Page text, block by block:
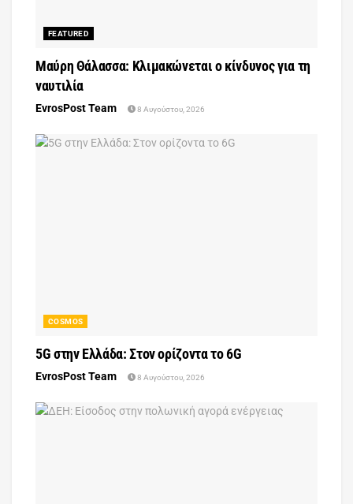
FEATURED
Μαύρη Θάλασσα: Κλιμακώνεται ο κίνδυνος για τη
ναυτιλία
EvrosPost Team 8 Αυγούστου, 2026
COSMOS
5G στην Ελλάδα: Στον ορίζοντα το 6G
EvrosPost Team 8 Αυγούστου, 2026